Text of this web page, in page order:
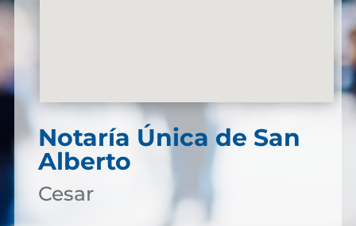
Notaría Única de San
Alberto
Cesar